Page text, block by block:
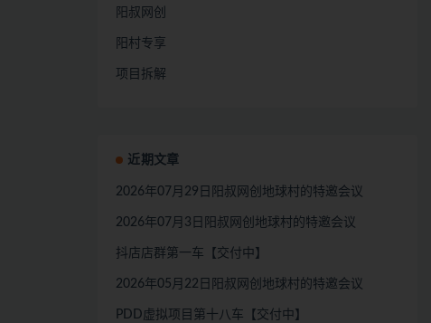
阳叔网创
阳村专享
项目拆解
近期文章
2026年07月29日阳叔网创地球村的特邀会议
2026年07月3日阳叔网创地球村的特邀会议
抖店店群第一车【交付中】
2026年05月22日阳叔网创地球村的特邀会议
PDD虚拟项目第十八车【交付中】